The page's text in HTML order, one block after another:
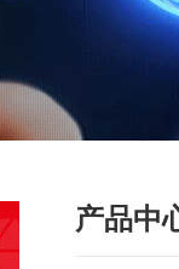
产品中